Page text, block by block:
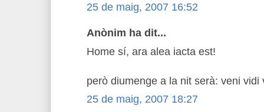
25 de maig, 2007 16:52
Anònim ha dit...
Home sí, ara alea iacta est!
però diumenge a la nit serà: veni vidi
25 de maig, 2007 18:27